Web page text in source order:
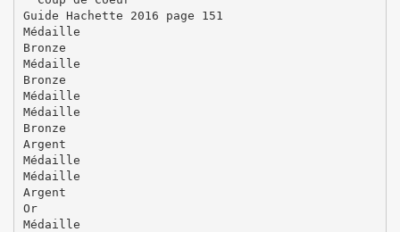
Guide Hachette 2016 page 151
Médaille
Bronze
Médaille
Bronze
Médaille
Médaille
Bronze
Argent
Médaille
Médaille
Argent
Or
Médaille